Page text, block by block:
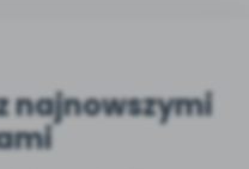
najnowszymi